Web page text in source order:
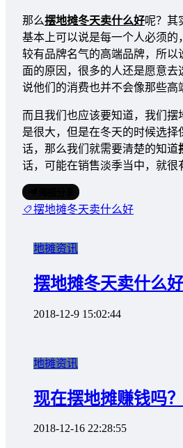
那么摆地摊冬天卖什么好呢？其
基本上可以说是每一个人必须
较有品牌名气的高端品牌，所
面的原因，很多的人还是愿意
说他们的消费也并不会像那些高
而且我们也应该要知道，我们
是很大，但是在冬天的时候选
话，那么我们就需要清楚的知道
话，可能在销售淡季当中，就很
摆地摊冬天卖什么好
地摊资讯
摆地摊冬天卖什么
2018-12-9 15:02:44
地摊资讯
现在摆地摊赚钱吗
2018-12-16 22:28:55